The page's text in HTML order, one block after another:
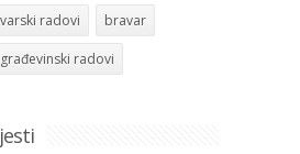
radovi bravar
građevinski radovi